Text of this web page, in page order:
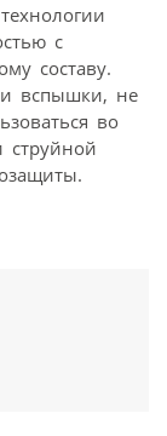
с
составу.
вспышки, не
во
струйной